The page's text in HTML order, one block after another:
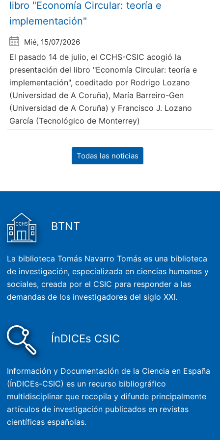
libro "Economía Circular: teoría e
implementación"
Mié, 15/07/2026
El pasado 14 de julio, el CCHS-CSIC acogió la
presentación del libro "Economía Circular: teoría e
implementación", coeditado por Rodrigo Lozano
(Universidad de A Coruña), María Barreiro-Gen
(Universidad de A Coruña) y Francisco J. Lozano
García (Tecnológico de Monterrey)
Todas las noticias
BTNT
La biblioteca Tomás Navarro Tomás es una biblioteca
de investigación, especializada en ciencias humanas y
sociales, creada por el CSIC para responder a las
demandas de los investigadores del siglo XXI.
ÍnDICEs CSIC
Información y Documentación de la Ciencia en España
(ÍnDICEs-CSIC) es un recurso bibliográfico
multidisciplinar que recopila y difunde principalmente
artículos de investigación publicados en revistas
científicas españolas.